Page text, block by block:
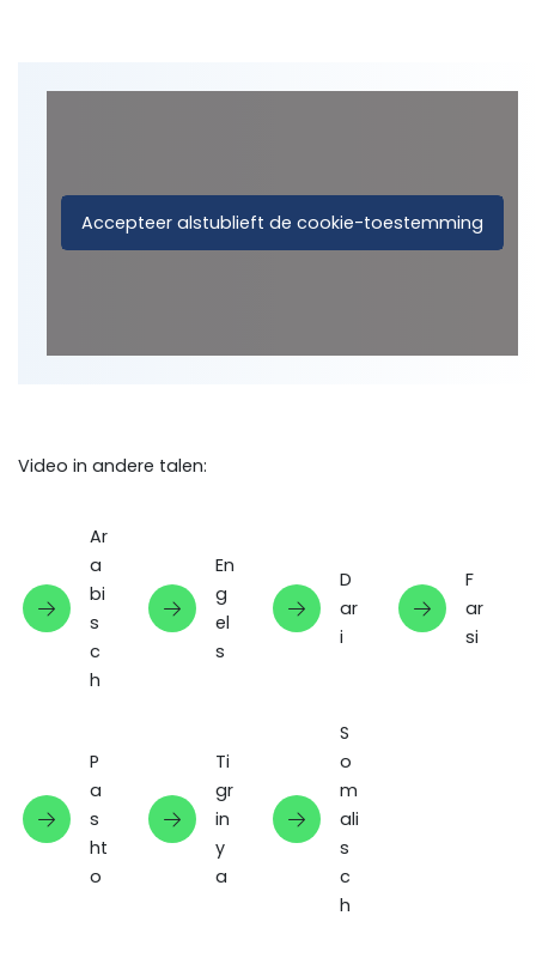
Accepteer alstublieft de cookie-toestemming
Video in andere talen:
Ar
a
bi
s
c
h
En
g
el
s
D
ar
i
F
ar
si
P
a
s
ht
o
Ti
gr
in
y
a
S
o
m
ali
s
c
h